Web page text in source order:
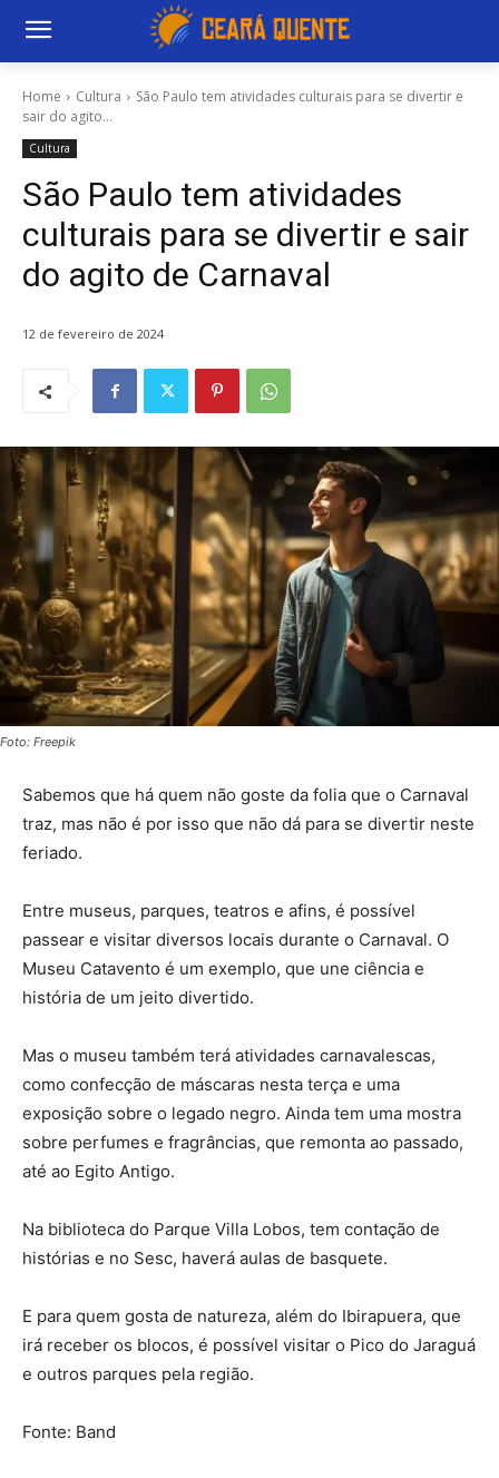
Home Cultura
São Paulo tem atividades culturais para se divertir e
sair do agito...
Cultura
São Paulo tem atividades
culturais para se divertir e sair
do agito de Carnaval
12 de fevereiro de 2024
Foto: Freepik
Sabemos que há quem não goste da folia que o Carnaval
traz, mas não é por isso que não dá para se divertir neste
feriado.
Entre museus, parques, teatros e afins, é possível
passear e visitar diversos locais durante o Carnaval. O
Museu Catavento é um exemplo, que une ciência e
história de um jeito divertido.
Mas o museu também terá atividades carnavalescas,
como confecção de máscaras nesta terça e uma
exposição sobre o legado negro. Ainda tem uma mostra
sobre perfumes e fragrâncias, que remonta ao passado,
até ao Egito Antigo.
Na biblioteca do Parque Villa Lobos, tem contação de
histórias e no Sesc, haverá aulas de basquete.
E para quem gosta de natureza, além do Ibirapuera, que
irá receber os blocos, é possível visitar o Pico do Jaraguá
e outros parques pela região.
Fonte: Band